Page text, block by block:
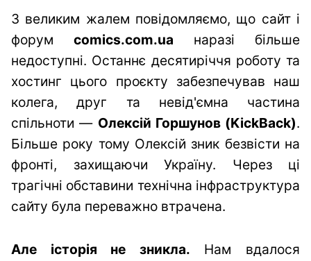
З великим жалем повідомляємо, що сайт і
форум comics.com.ua наразі більше
недоступні. Останнє десятиріччя роботу та
хостинг цього проєкту забезпечував наш
колега, друг та невід'ємна частина
спільноти — Олексій Горшунов (KickBack).
Більше року тому Олексій зник безвісти на
фронті, захищаючи Україну. Через ці
трагічні обставини технічна інфраструктура
сайту була переважно втрачена.
Але історія не зникла. Нам вдалося